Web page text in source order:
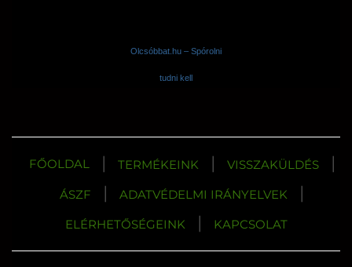
Olcsóbbat.hu – Spórolni
tudni kell
FŐOLDAL | TERMÉKEINK | VISSZAKÜLDÉS |
ÁSZF | ADATVÉDELMI IRÁNYELVEK |
ELÉRHETŐSÉGEINK | KAPCSOLAT